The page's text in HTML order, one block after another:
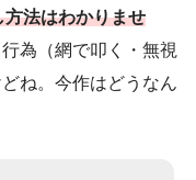
法はわかりませ
為（網で叩く・無視
ね。今作はどうなん